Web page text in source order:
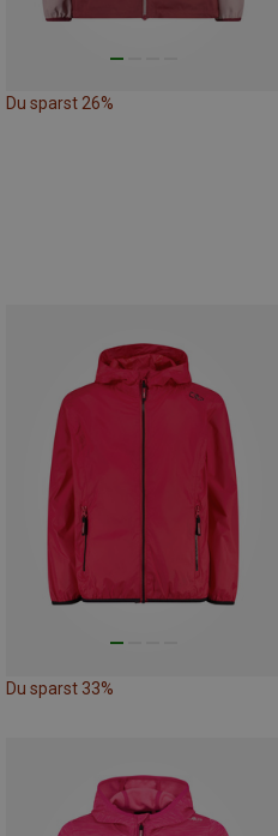
Du sparst 26%
Du sparst 33%